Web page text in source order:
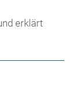
erklärt